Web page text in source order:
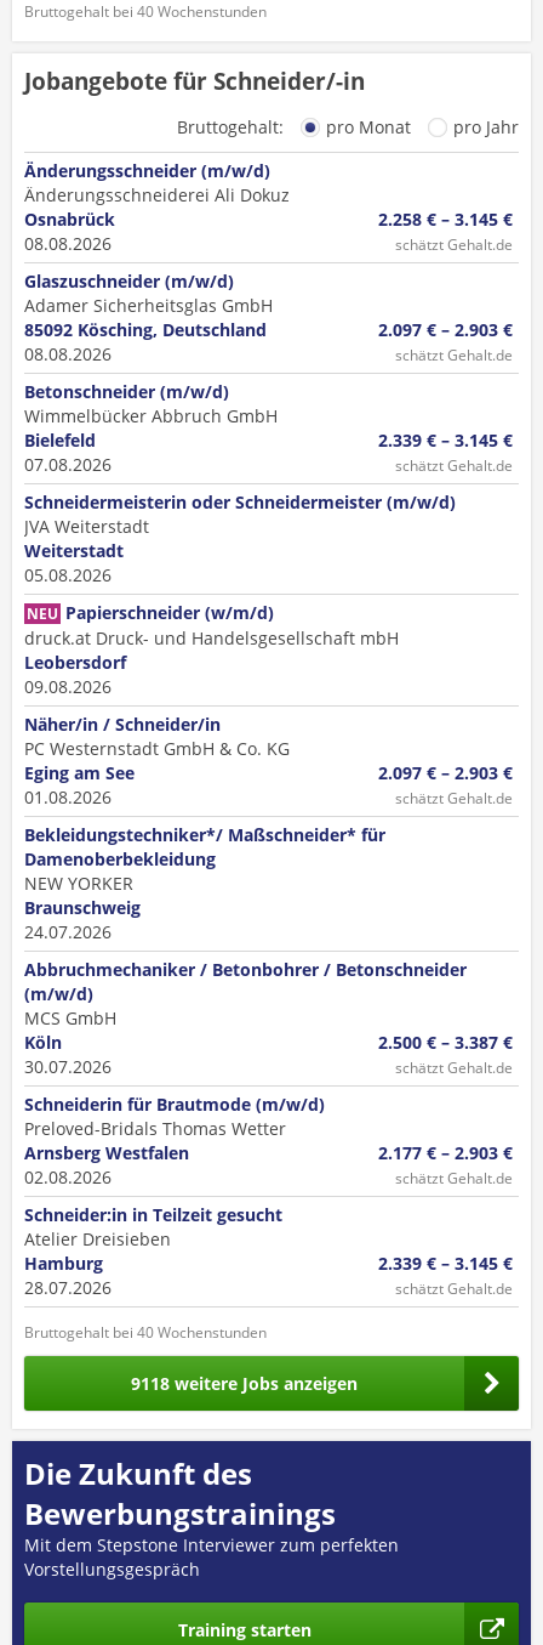
Bruttogehalt bei 40 Wochenstunden
Jobangebote für Schneider/-in
Bruttogehalt: pro Monat
pro Jahr
Änderungsschneider (m/w/d)
Änderungsschneiderei Ali Dokuz
Osnabrück
08.08.2026
2.258 € – 3.145 €
schätzt Gehalt.de
Glaszuschneider (m/w/d)
Adamer Sicherheitsglas GmbH
85092 Kösching, Deutschland
08.08.2026
2.097 € – 2.903 €
schätzt Gehalt.de
Betonschneider (m/w/d)
Wimmelbücker Abbruch GmbH
Bielefeld
07.08.2026
2.339 € – 3.145 €
schätzt Gehalt.de
Schneidermeisterin oder Schneidermeister (m/w/d)
JVA Weiterstadt
Weiterstadt
05.08.2026
NEU Papierschneider (w/m/d)
druck.at Druck- und Handelsgesellschaft mbH
Leobersdorf
09.08.2026
Näher/in / Schneider/in
PC Westernstadt GmbH & Co. KG
Eging am See
01.08.2026
2.097 € – 2.903 €
schätzt Gehalt.de
Bekleidungstechniker*/ Maßschneider* für
Damenoberbekleidung
NEW YORKER
Braunschweig
24.07.2026
Abbruchmechaniker / Betonbohrer / Betonschneider
(m/w/d)
MCS GmbH
Köln
30.07.2026
2.500 € – 3.387 €
schätzt Gehalt.de
Schneiderin für Brautmode (m/w/d)
Preloved-Bridals Thomas Wetter
Arnsberg Westfalen
02.08.2026
2.177 € – 2.903 €
schätzt Gehalt.de
Schneider:in in Teilzeit gesucht
Atelier Dreisieben
Hamburg
28.07.2026
2.339 € – 3.145 €
schätzt Gehalt.de
Bruttogehalt bei 40 Wochenstunden
9118 weitere Jobs anzeigen
Die Zukunft des
Bewerbungstrainings
Mit dem Stepstone Interviewer zum perfekten
Vorstellungsgespräch
Training starten